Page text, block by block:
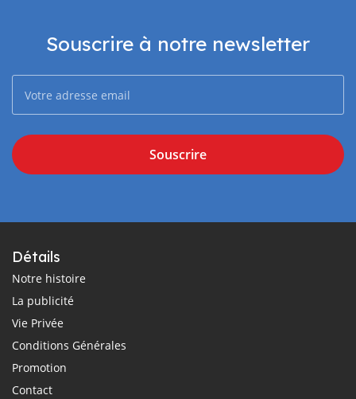
Souscrire à notre newsletter
Souscrire
Détails
Notre histoire
La publicité
Vie Privée
Conditions Générales
Promotion
Contact